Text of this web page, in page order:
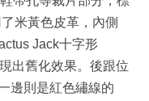
米黃色皮革，內側
Jack十字形
出舊化效果。後跟位
邊則是紅色繡線的